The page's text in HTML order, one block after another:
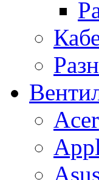
Acer